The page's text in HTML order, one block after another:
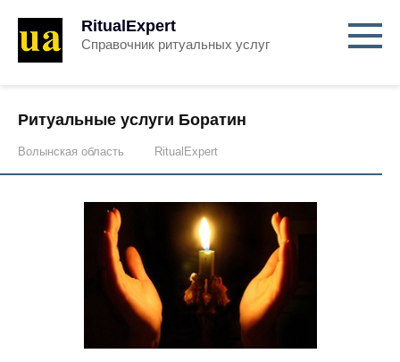
RitualExpert
Справочник ритуальных услуг
Ритуальные услуги Боратин
Волынская область RitualExpert